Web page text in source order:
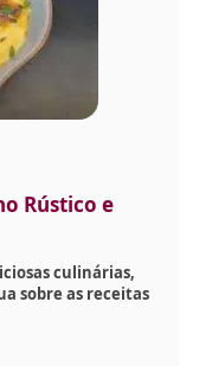
Rústico e
culinárias,
sobre as receitas